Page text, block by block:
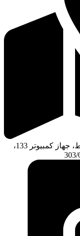
الطابق الثالث | ميدان مزون، مسقط، مسقط، جهاز كمبيوتر 133،